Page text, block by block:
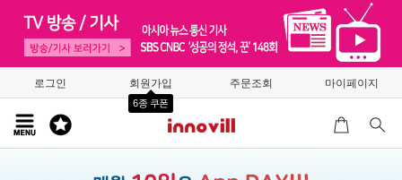
로그인 회원가입
6종 쿠폰
주문조회 마이페이지